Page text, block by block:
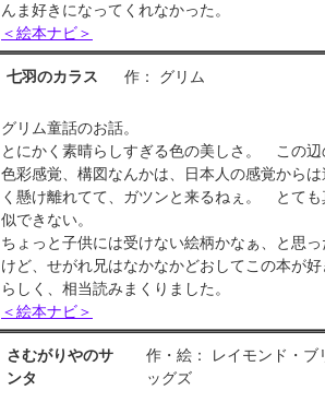
んま好きになってくれなかった。
＜絵本ナビ＞
七羽のカラス 作： グリム
グリム童話のお話。
とにかく素晴らしすぎる色の美しさ。 この辺
色彩感覚、構図なんかは、日本人の感覚からは
く懸け離れてて、ガツンと来るねぇ。 とても
似できない。
ちょっと子供には受けない絵柄かなぁ、と思っ
けど、せがれ兄はなかなかどおしてこの本が好
らしく、相当読みまくりました。
＜絵本ナビ＞
さむがりやのサ
ンタ
作・絵： レイモンド・ブ
ッグズ